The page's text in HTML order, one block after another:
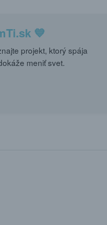
💙
projekt, ktorý spája
meniť svet.